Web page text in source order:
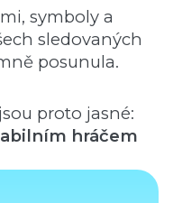
symboly a
sledovaných
posunula.
proto jasné:
hráčem